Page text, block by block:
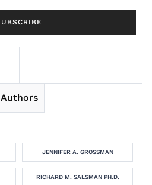
Authors
JENNIFER A. GROSSMAN
RICHARD M. SALSMAN PH.D.